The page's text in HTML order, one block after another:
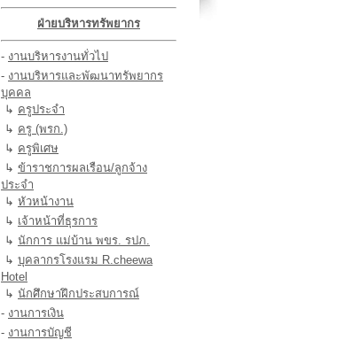
ฝ่ายบริหารทรัพยากร
- งานบริหารงานทั่วไป
- งานบริหารและพัฒนาทรัพยากร
บุคคล
↳ ครูประจำ
↳ ครู (พรก.)
↳ ครูพิเศษ
↳ ข้าราชการผลเรือน/ลูกจ้าง
ประจำ
↳ หัวหน้างาน
↳ เจ้าหน้าที่ธุรการ
↳ นักการ แม่บ้าน พขร. รปภ.
↳ บุคลากรโรงแรม R.cheewa
Hotel
↳ นักศึกษาฝึกประสบการณ์
- งานการเงิน
- งานการบัญชี